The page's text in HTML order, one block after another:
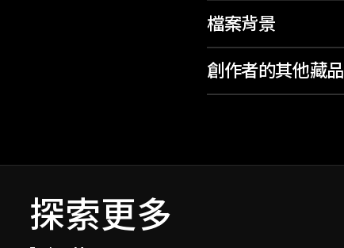
檔案背景
創作者的其他藏品
探索更多